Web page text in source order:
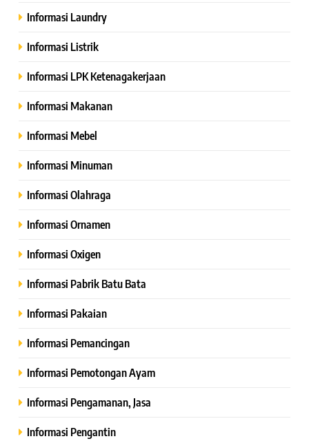
Informasi Laundry
Informasi Listrik
Informasi LPK Ketenagakerjaan
Informasi Makanan
Informasi Mebel
Informasi Minuman
Informasi Olahraga
Informasi Ornamen
Informasi Oxigen
Informasi Pabrik Batu Bata
Informasi Pakaian
Informasi Pemancingan
Informasi Pemotongan Ayam
Informasi Pengamanan, Jasa
Informasi Pengantin